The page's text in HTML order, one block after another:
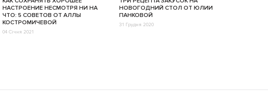
НАСТРОЕНИЕ НЕСМОТРЯ НИ НА
ЧТО: 5 СОВЕТОВ ОТ АЛЛЫ
КОСТРОМИЧЕВОЙ
04 Січня 2021
НОВОГОДНИЙ СТОЛ ОТ ЮЛИИ
ПАНКОВОЙ
31 Грудня 2020